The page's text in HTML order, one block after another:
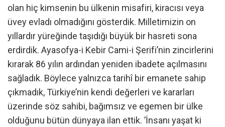
olan hiç kimsenin bu ülkenin misafiri, kiracısı veya
üvey evladı olmadığını gösterdik. Milletimizin on
yıllardır yüreğinde taşıdığı büyük bir hasreti sona
erdirdik. Ayasofya-i Kebir Cami-i Şerifi’nin zincirlerini
kırarak 86 yılın ardından yeniden ibadete açılmasını
sağladık. Böylece yalnızca tarihî bir emanete sahip
çıkmadık, Türkiye’nin kendi değerleri ve kararları
üzerinde söz sahibi, bağımsız ve egemen bir ülke
olduğunu bütün dünyaya ilan ettik. ’İnsanı yaşat ki